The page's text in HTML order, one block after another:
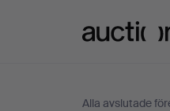
Alla avslutade